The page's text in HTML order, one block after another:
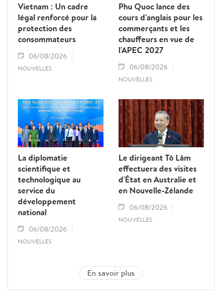
Vietnam : Un cadre
légal renforcé pour la
protection des
consommateurs
06/08/2026
NOUVELLES
Phu Quoc lance des
cours d'anglais pour les
commerçants et les
chauffeurs en vue de
l'APEC 2027
06/08/2026
NOUVELLES
La diplomatie
scientifique et
technologique au
service du
développement
national
06/08/2026
NOUVELLES
Le dirigeant Tô Lâm
effectuera des visites
d'État en Australie et
en Nouvelle-Zélande
06/08/2026
NOUVELLES
En savoir plus